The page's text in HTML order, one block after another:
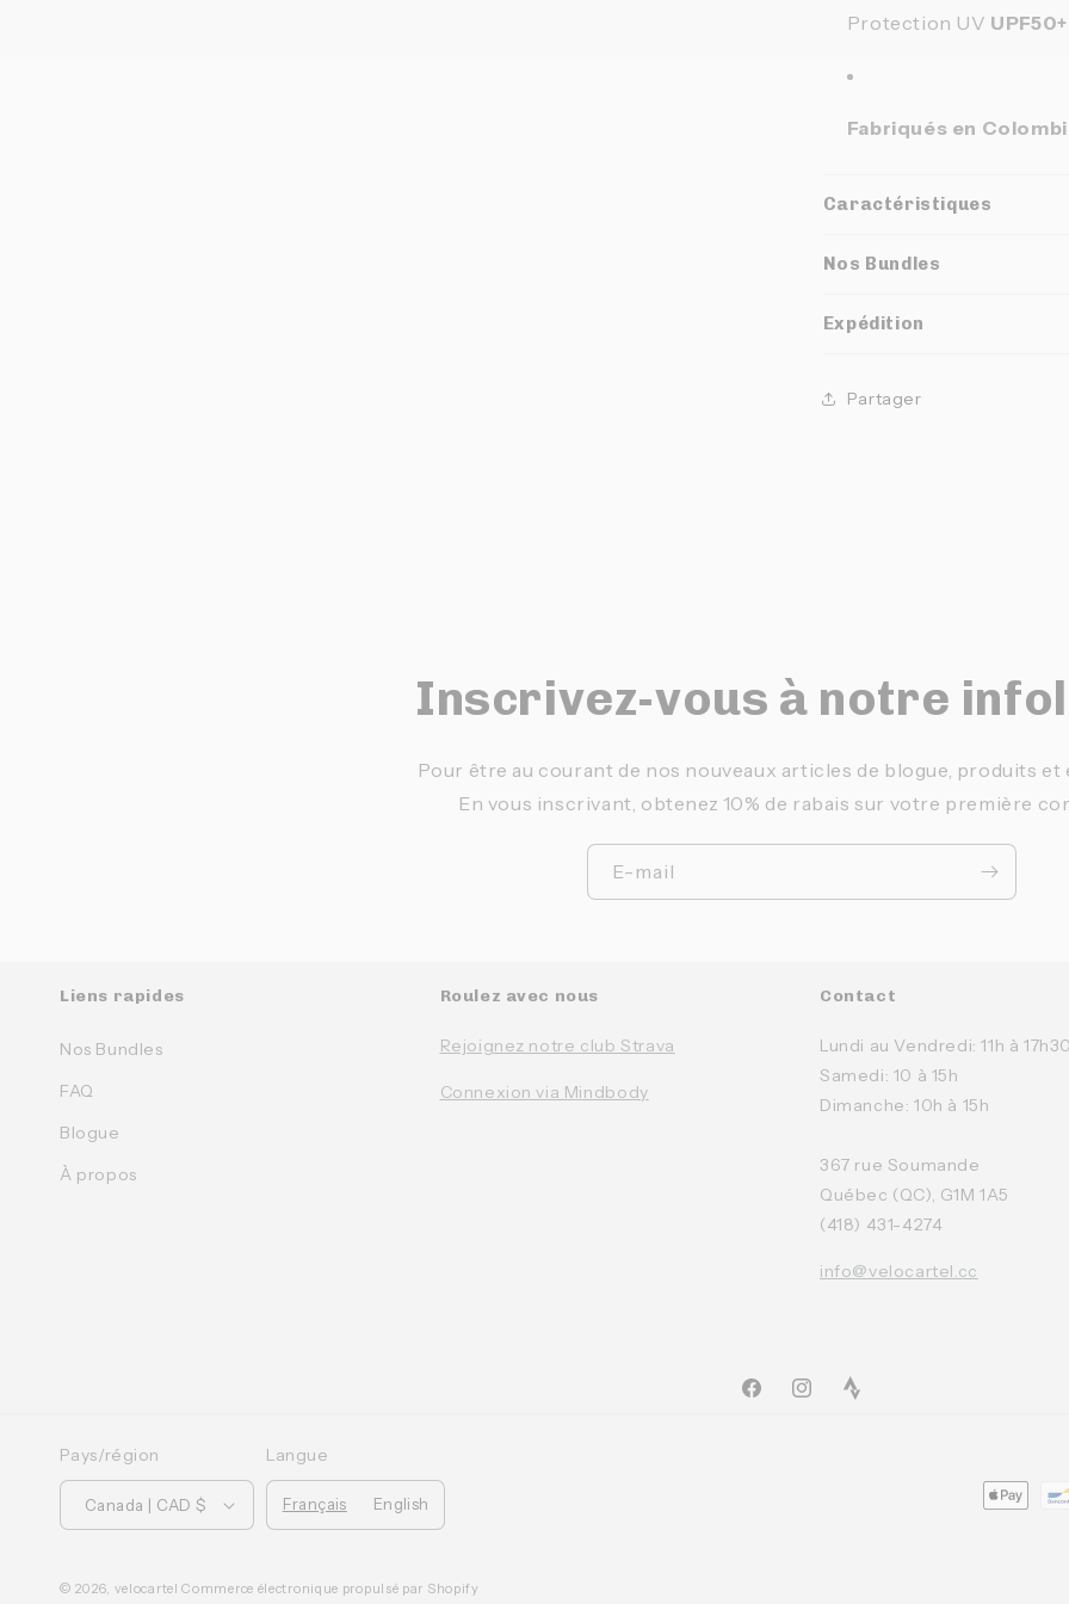
Protection UV UPF50+
Fabriqués en
Caractéristiques
Nos Bundles
Expédition
Partager
Inscrivez-vous à notre
Pour être au courant de nos nouveaux articles de blogue, produits et
En vous inscrivant, obtenez 10% de rabais sur votre première
E-mail
Liens rapides
Nos Bundles
FAQ
Blogue
À propos
Roulez avec nous
Rejoignez notre club Strava
Connexion via Mindbody
Contact
Lundi au Vendredi: 11h à
Samedi: 10 à 15h
Dimanche: 10h à 15h
367 rue Soumande
Québec (QC), G1M 1A5
(418) 431-4274
info@velocartel.cc
FacebookInstagramTikTok
Pays/région
Canada | CAD $
Langue
Français English
Moyens
© 2026, velocartel Commerce électronique propulsé par Shopify